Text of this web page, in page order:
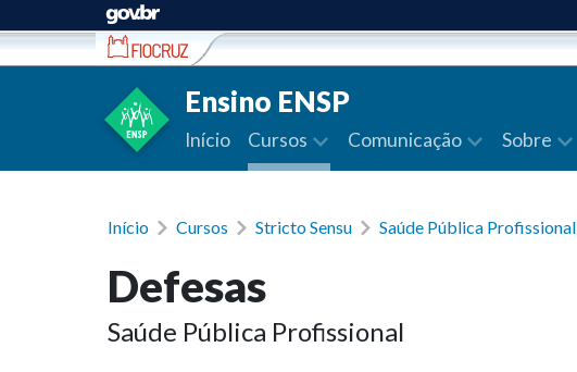
Ir para conteúdo
Ensino ENSP
Início Cursos Comunicação Sobre
Início Cursos Stricto Sensu Saúde Pública Profissional
Defesas
Saúde Pública Profissional